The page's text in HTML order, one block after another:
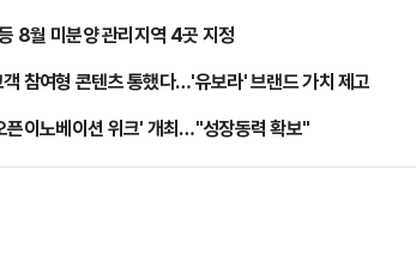
8월 미분양 관리지역 4곳 지정
참여형 콘텐츠 통했다…'유보라' 브랜드 가치 제고
픈이노베이션 위크' 개최…"성장동력 확보"